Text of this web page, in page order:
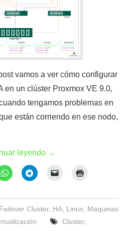
vamos a ver cómo configurar
en un clúster Proxmox VE 9.0,
tengamos problemas en
están corriendo en ese nodo,
leyendo →
Failover Cluster, HA, Linux, Maquinas
Cluster,